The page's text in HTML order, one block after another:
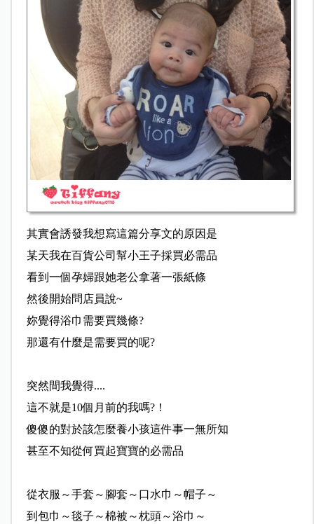
其實會誘發我想寫這篇分享文的原因是
某天我在百貨公司幫小王子採買必需品
看到一個孕婦跟她老公拿著一張紙條
然後開始問店員說~
妳覺得浴巾需要買幾條?
那還有什麼是需要買的呢?
突然間我覺得....
這不就是10個月前的我嗎?！
傻傻的對於該怎麼養小孩這件事一無所知
甚至不知從何買起寶寶的必需品
從衣服～手套～腳套～口水巾～帽子～
到包巾～毯子～棉被～枕頭～浴巾～